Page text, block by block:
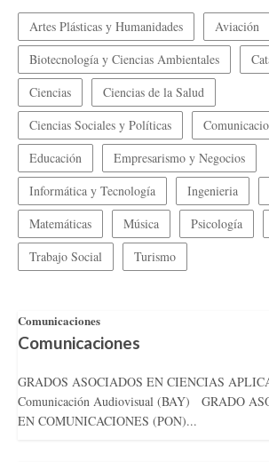
Artes Plásticas y Humanidades
Aviación
Biotecnología y Ciencias Ambientales
Ciencias
Ciencias de la Salud
Ciencias Sociales y Políticas
Educación
Empresarismo y Negocios
Informática y Tecnología
Ingenieria
Matemáticas
Música Psicología
Trabajo Social
Turismo
Comunicaciones
Comunicaciones
GRADOS ASOCIADOS EN CIENCIAS
Comunicación Audiovisual (BAY) GRADO
EN COMUNICACIONES (PON)...